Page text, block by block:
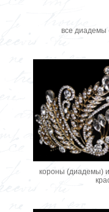
все диадемы
короны (диадемы)